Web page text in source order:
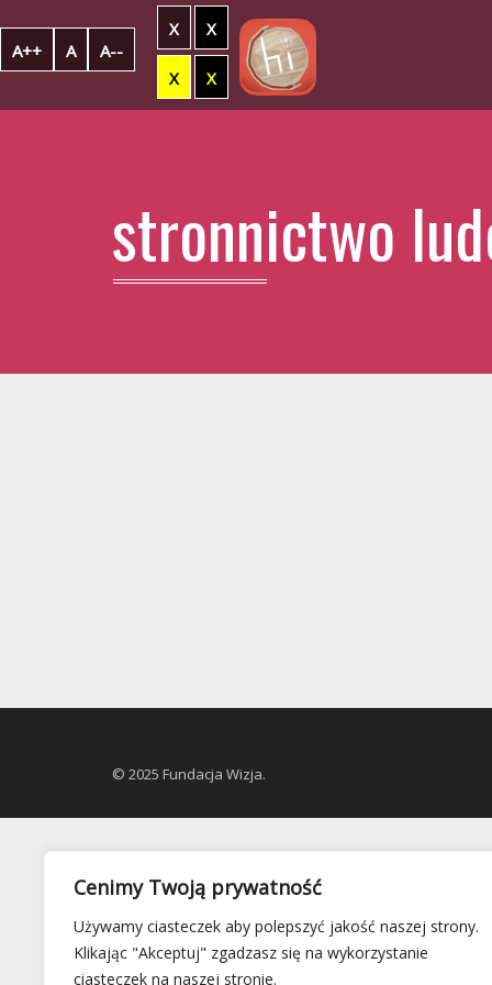
Cenimy Twoją prywatność
Używamy ciasteczek aby polepszyć jakość naszej strony.
Klikając "Akceptuj" zgadzasz się na wykorzystanie
ciasteczek na naszej stronie.
A++ A A--
X X
X X
stronnictwo
© 2025 Fundacja Wizja.